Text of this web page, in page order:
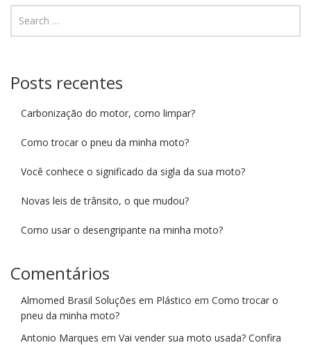
Posts recentes
Carbonização do motor, como limpar?
Como trocar o pneu da minha moto?
Você conhece o significado da sigla da sua moto?
Novas leis de trânsito, o que mudou?
Como usar o desengripante na minha moto?
Comentários
Almomed Brasil Soluções em Plástico em Como trocar o
pneu da minha moto?
Antonio Marques em Vai vender sua moto usada? Confira